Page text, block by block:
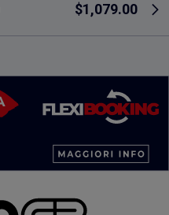
$1,079.00